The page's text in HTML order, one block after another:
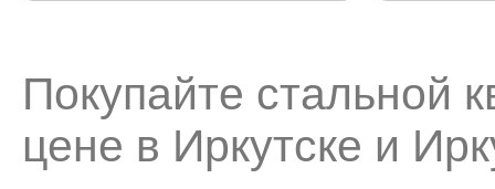
Покупайте стальной
цене в Иркутске и